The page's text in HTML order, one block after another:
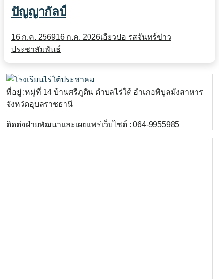
ปัญญากัลป์
16 ก.ค. 256916 ก.ค. 2026เอียวปอ รสจันทร์ข่าว
ประชาสัมพันธ์
ที่อยู่ :หมู่ที่ 14 บ้านศรีภูดิน ตำบลไร่ใต้ อำเภอพิบูลมังสาหาร
จังหวัดอุบลราชธานี
ติดต่อฝ่ายพัฒนาและเผยแพร่เว็บไซต์ : 064-9955985